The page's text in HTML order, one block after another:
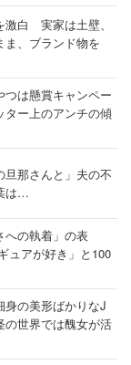
激白 実家は土壁、
、ブランド物を
は懸賞キャンペー
ター上のアンチの傾
旦那さんと」夫の不
は…
への執着」の表
ュアが好き」と100
身の美形ばかりなJ
世界では醜女が活